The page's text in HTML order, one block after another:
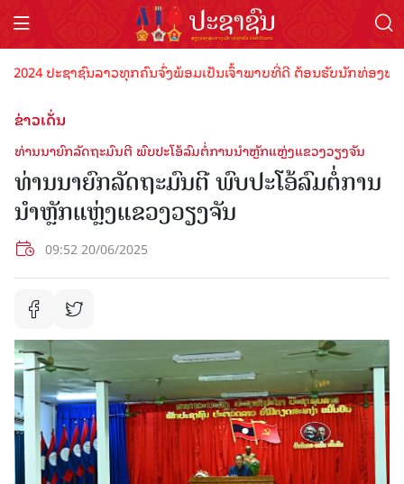
ປະຊາຊົນລາວທຸກຄົນຈົ່ງພ້ອມເປັນເຈົ້າພາບທີ່ດີ ຕ້ອນຮັບນັກທ່ອງທ່ຽວດ້ວ
ຂ່າວເດັ່ນ
ທ່ານນາຍົກລັດຖະມົນຕີ ພົບປະໂອ້ລົມຕໍ່ການນຳຫຼັກແຫຼ່ງແຂວງວຽງຈັນ
ທ່ານນາຍົກລັດຖະມົນຕີ ພົບປະໂອ້ລົມຕໍ່ການ
ນຳຫຼັກແຫຼ່ງແຂວງວຽງຈັນ
09:52 20/06/2025